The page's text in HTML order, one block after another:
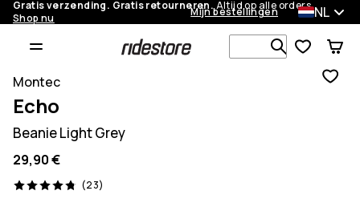
Gratis verzending. Gratis retourneren.Altijd op alle orders.
Shop nu
Mijn bestellingen NL
Zoek in 1
Montec
Echo
Beanie Light Grey
29,90 €
(23)
23 beoordelingen, 4.8/5